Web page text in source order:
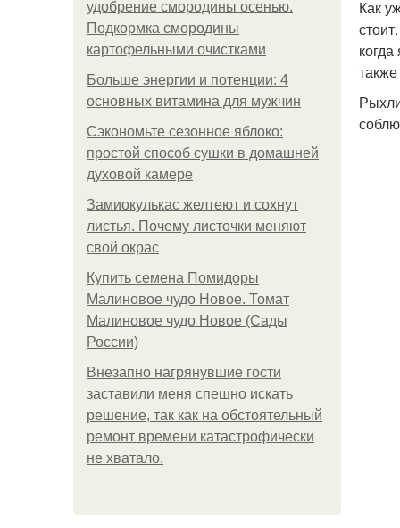
удобрение смородины осенью.
Подкормка смородины
картофельными очистками
Больше энергии и потенции: 4
основных витамина для мужчин
Сэкономьте сезонное яблоко:
простой способ сушки в домашней
духовой камере
Замиокулькас желтеют и сохнут
листья. Почему листочки меняют
свой окрас
Купить семена Помидоры
Малиновое чудо Новое. Томат
Малиновое чудо Новое (Сады
России)
Внезапно нагрянувшие гости
заставили меня спешно искать
решение, так как на обстоятельный
ремонт времени катастрофически
не хватало.
Как